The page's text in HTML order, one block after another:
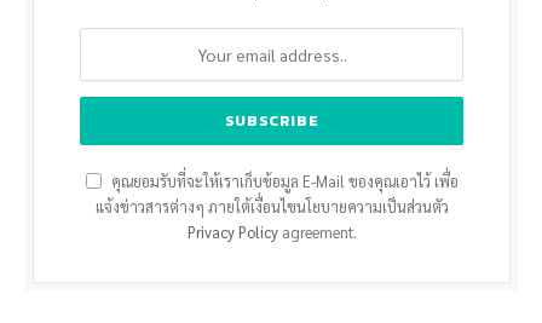
คุณยอมรับที่จะให้เราเก็บข้อมูล E-Mail ของคุณเอาไว้ เพื่อ
แจ้งข่าวสารต่างๆ ภายใต้เงื่อนไขนโยบายความเป็นส่วนตัว
Privacy Policyagreement.